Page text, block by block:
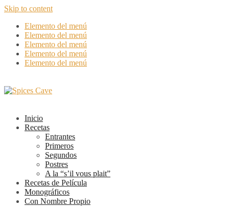
Skip to content
Elemento del menú
Elemento del menú
Elemento del menú
Elemento del menú
Elemento del menú
Inicio
Recetas
Entrantes
Primeros
Segundos
Postres
A la “s’il vous plait”
Recetas de Película
Monográficos
Con Nombre Propio